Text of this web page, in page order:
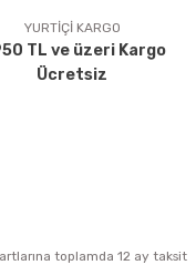
YURTİÇİ KARGO
TL ve üzeri Kargo
Ücretsiz
toplamda 12 ay taksit